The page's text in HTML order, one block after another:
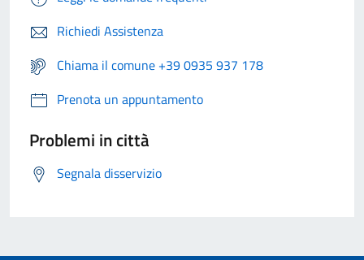
Richiedi Assistenza
Chiama il comune +39 0935 937 178
Prenota un appuntamento
Problemi in città
Segnala disservizio